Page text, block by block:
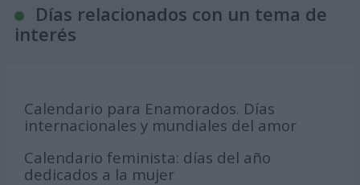
Días relacionados con un tema de
interés
Calendario para Enamorados. Días
internacionales y mundiales del amor
Calendario feminista: días del año
dedicados a la mujer